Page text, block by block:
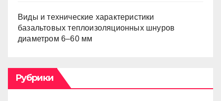
Виды и технические характеристики
базальтовых теплоизоляционных шнуров
диаметром 6–60 мм
Рубрики